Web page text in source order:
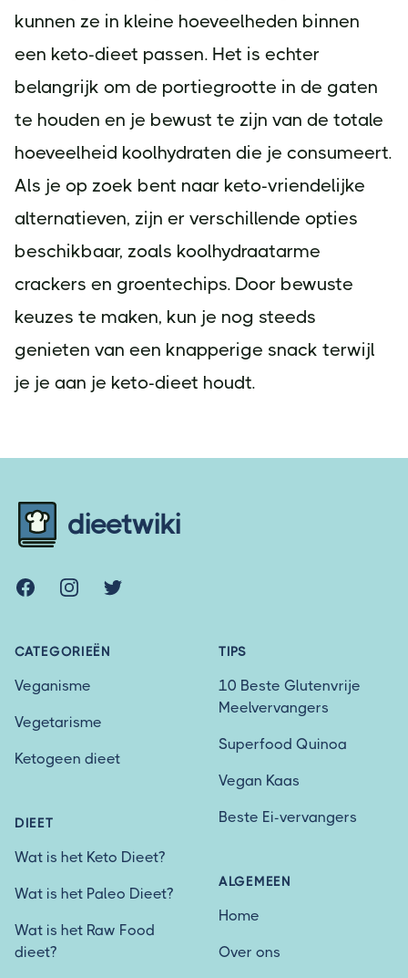
kunnen ze in kleine hoeveelheden binnen
een keto-dieet passen. Het is echter
belangrijk om de portiegrootte in de gaten
te houden en je bewust te zijn van de totale
hoeveelheid koolhydraten die je consumeert.
Als je op zoek bent naar keto-vriendelijke
alternatieven, zijn er verschillende opties
beschikbaar, zoals koolhydraatarme
crackers en groentechips. Door bewuste
keuzes te maken, kun je nog steeds
genieten van een knapperige snack terwijl
je je aan je keto-dieet houdt.
dieetwiki
FacebookInstagramTwitter
CATEGORIEËN
Veganisme
Vegetarisme
Ketogeen dieet
DIEET
Wat is het Keto Dieet?
Wat is het Paleo Dieet?
Wat is het Raw Food
dieet?
TIPS
10 Beste Glutenvrije
Meelvervangers
Superfood Quinoa
Vegan Kaas
Beste Ei-vervangers
ALGEMEEN
Home
Over ons